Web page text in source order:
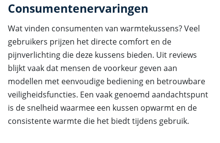
Consumentenervaringen
Wat vinden consumenten van warmtekussens? Veel
gebruikers prijzen het directe comfort en de
pijnverlichting die deze kussens bieden. Uit reviews
blijkt vaak dat mensen de voorkeur geven aan
modellen met eenvoudige bediening en betrouwbare
veiligheidsfuncties. Een vaak genoemd aandachtspunt
is de snelheid waarmee een kussen opwarmt en de
consistente warmte die het biedt tijdens gebruik.